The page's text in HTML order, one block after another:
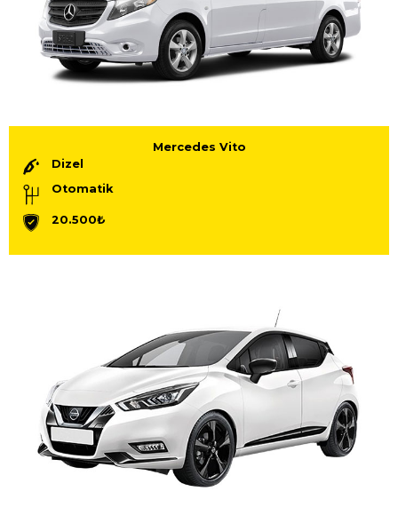
Mercedes Vito
Dizel
Otomatik
20.500₺